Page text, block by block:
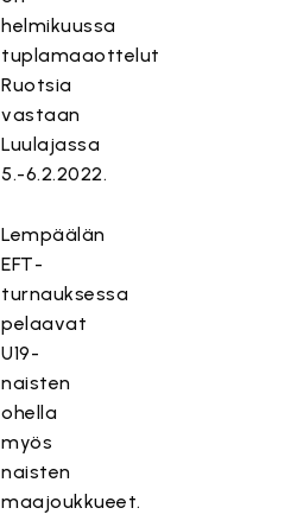
helmikuussa
tuplamaaottelut
Ruotsia
vastaan
Luulajassa
5.-6.2.2022.
Lempäälän
EFT-
turnauksessa
pelaavat
U19-
naisten
ohella
myös
naisten
maajoukkueet.